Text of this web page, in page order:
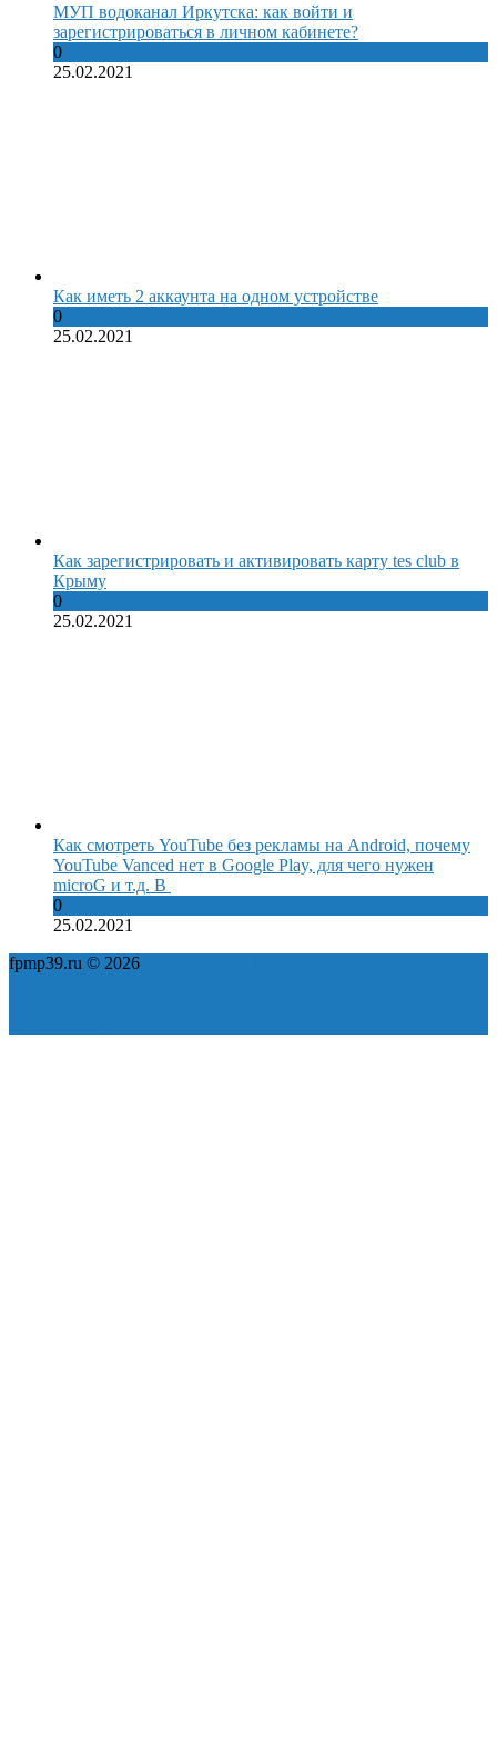
МУП водоканал Иркутска: как войти и
зарегистрироваться в личном кабинете?
0
25.02.2021
Как иметь 2 аккаунта на одном устройстве
0
25.02.2021
Как зарегистрировать и активировать карту tes club в
Крыму
0
25.02.2021
Как смотреть YouTube без рекламы на Android, почему
YouTube Vanced нет в Google Play, для чего нужен
microG и т.д. В
0
25.02.2021
fpmp39.ru © 2026